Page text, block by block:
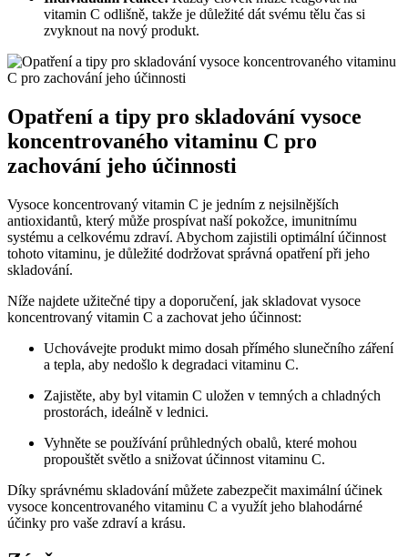
vitamin C odlišně, takže je důležité dát svému tělu čas si
zvyknout na nový produkt.
Opatření a tipy pro skladování vysoce
koncentrovaného vitaminu C pro
zachování jeho účinnosti
Vysoce koncentrovaný vitamin C je jedním z nejsilnějších
antioxidantů, který může prospívat naší pokožce, imunitnímu
systému a celkovému zdraví. Abychom zajistili optimální účinnost
tohoto vitaminu, je důležité dodržovat správná opatření při jeho
skladování.
Níže najdete užitečné tipy a doporučení, jak skladovat vysoce
koncentrovaný vitamin C a zachovat jeho účinnost:
Uchovávejte produkt mimo dosah přímého slunečního záření
a tepla, aby nedošlo k degradaci vitaminu C.
Zajistěte, aby byl vitamin C uložen v temných a chladných
prostorách, ideálně v lednici.
Vyhněte se používání průhledných obalů, které mohou
propouštět světlo a snižovat účinnost vitaminu C.
Díky správnému skladování můžete zabezpečit maximální účinek
vysoce koncentrovaného vitaminu C a využít jeho blahodárné
účinky pro vaše zdraví a krásu.